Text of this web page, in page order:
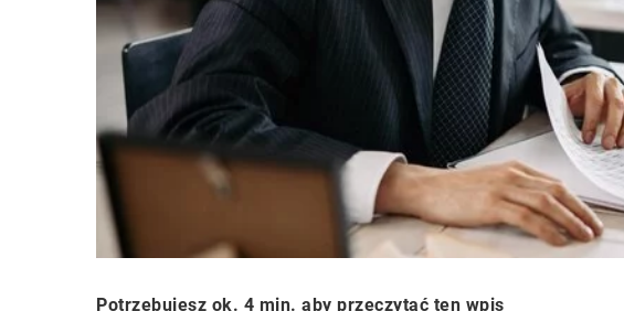
Potrzebujesz ok. 4 min. aby przeczytać ten wpis